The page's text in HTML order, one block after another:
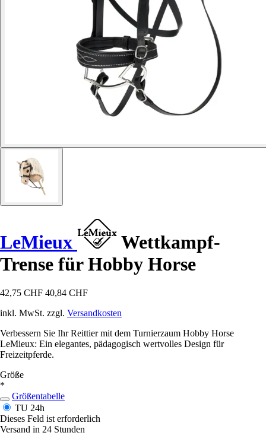
LeMieux
Wettkampf-
Trense für Hobby Horse
42,75 CHF 40,84 CHF
inkl. MwSt. zzgl. Versandkosten
Verbessern Sie Ihr Reittier mit dem Turnierzaum Hobby Horse
LeMieux: Ein elegantes, pädagogisch wertvolles Design für
Freizeitpferde.
Größe
*
Größentabelle
TU 24h
Dieses Feld ist erforderlich
Versand in 24 Stunden